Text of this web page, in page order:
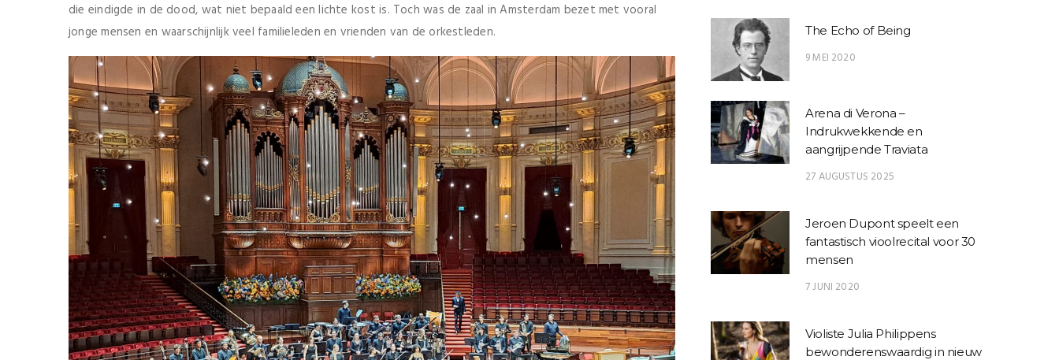
die eindigde in de dood, wat niet bepaald een lichte kost is. Toch was de zaal in Amsterdam bezet met vooral
jonge mensen en waarschijnlijk veel familieleden en vrienden van de orkestleden.
The Echo of Being
9 MEI 2020
Arena di Verona –
Indrukwekkende en
aangrijpende Traviata
27 AUGUSTUS 2025
Jeroen Dupont speelt een
fantastisch vioolrecital voor 30
mensen
7 JUNI 2020
Violiste Julia Philippens
bewonderenswaardig in nieuw